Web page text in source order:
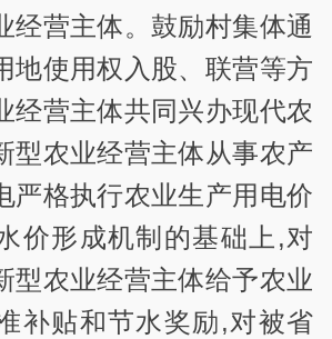
经营主体。鼓励村集体通
地使用权入股、联营等方
经营主体共同兴办现代农
型农业经营主体从事农产
严格执行农业生产用电价
价形成机制的基础上,对
型农业经营主体给予农业
补贴和节水奖励,对被省